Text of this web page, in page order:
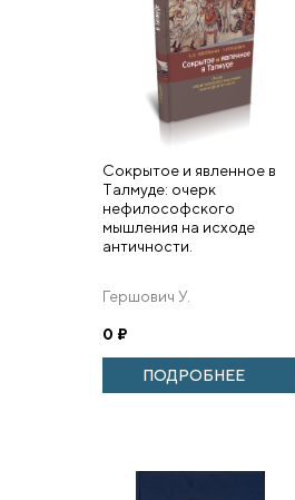
Сокрытое и явленное в
Tалмуде: очерк
нефилософского
мышления на исходе
античности.
Гершович У.
0 ₽
ПОДРОБНЕЕ